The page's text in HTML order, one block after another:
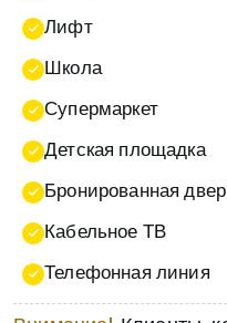
Лифт
Школа
Супермаркет
Детская площадка
Бронированная
Кабельное ТВ
Телефонная линия